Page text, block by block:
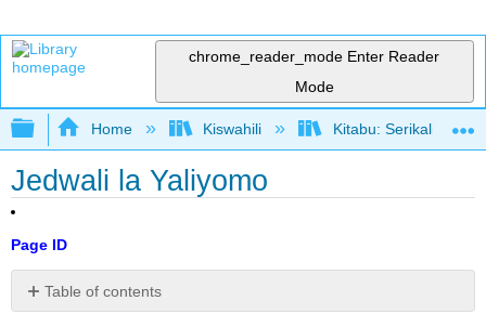
chrome_reader_mode Enter Reader
Mode
Expand/collapse global hierarchy
Home Kiswahili Kitabu: Serikali ya
Jedwali la Yaliyomo
Page ID
Table of contents